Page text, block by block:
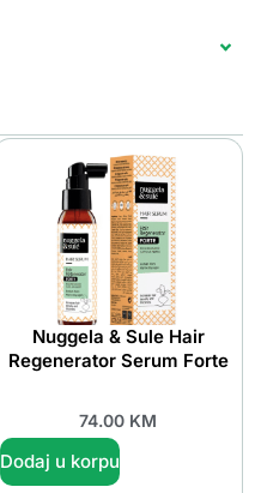
Nuggela & Sule Hair
Regenerator Serum Forte
74.00 KM
Dodaj u korpu